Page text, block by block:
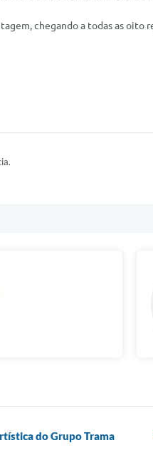
chegando a todas as oito
do Grupo Trama